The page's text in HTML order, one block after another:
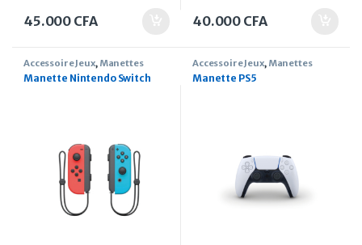
45.000 CFA 40.000 CFA
Accessoire Jeux, Manettes
Manette Nintendo Switch
Accessoire Jeux, Manettes
Manette PS5